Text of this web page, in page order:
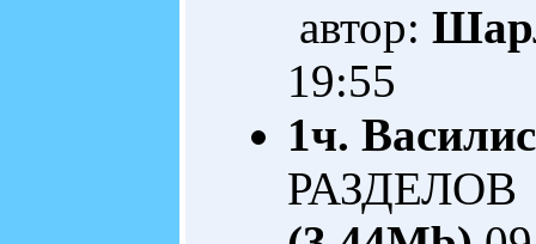
автор:
19:55
1ч.
РАЗДЕЛОВ